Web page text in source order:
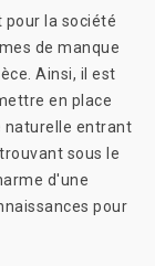
pour la société
de manque
Ainsi, il est
en place
naturelle entrant
sous le
d'une
pour